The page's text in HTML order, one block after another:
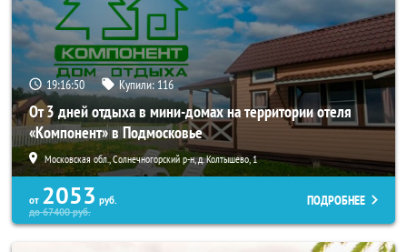
19:16:49 Купили: 116
От 3 дней отдыха в мини-домах на территории отеля
«Компонент» в Подмосковье
Московская обл., Солнечногорский р-н, д. Колтышево, 1
от 2053 руб.
до67400руб.
ПОДРОБНЕЕ